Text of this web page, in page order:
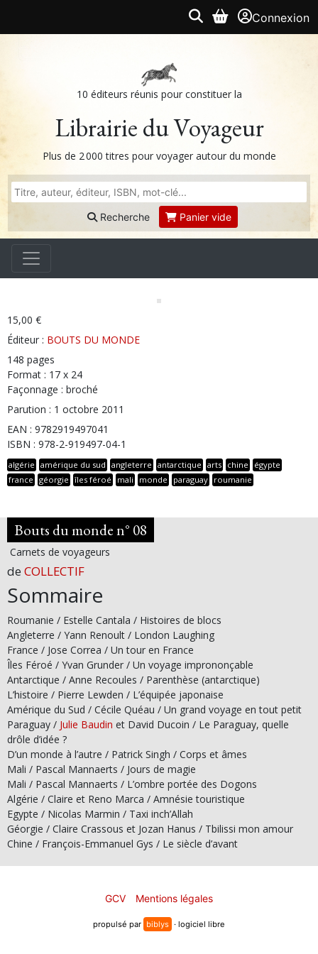
Connexion
10 éditeurs réunis pour constituer la
Librairie du Voyageur
Plus de 2 000 titres pour voyager autour du monde
Recherche Panier vide
15,00 €
Éditeur : BOUTS DU MONDE
148 pages
Format : 17 x 24
Façonnage : broché
Parution : 1 octobre 2011
EAN : 9782919497041
ISBN : 978-2-919497-04-1
algérie amérique du sud angleterre antarctique arts chine
égypte
france géorgie îles féroé mali monde paraguay roumanie
Bouts du monde n° 08
Carnets de voyageurs
de COLLECTIF
Sommaire
Roumanie / Estelle Cantala / Histoires de blocs
Angleterre / Yann Renoult / London Laughing
France / Jose Correa / Un tour en France
Îles Féroé / Yvan Grunder / Un voyage imprononçable
Antarctique / Anne Recoules / Parenthèse (antarctique)
L’histoire / Pierre Lewden / L’équipée japonaise
Amérique du Sud / Cécile Quéau / Un grand voyage en tout petit
Paraguay / Julie Baudin et David Ducoin / Le Paraguay, quelle
drôle d’idée ?
D’un monde à l’autre / Patrick Singh / Corps et âmes
Mali / Pascal Mannaerts / Jours de magie
Mali / Pascal Mannaerts / L’ombre portée des Dogons
Algérie / Claire et Reno Marca / Amnésie touristique
Egypte / Nicolas Marmin / Taxi inch’Allah
Géorgie / Claire Crassous et Jozan Hanus / Tbilissi mon amour
Chine / François-Emmanuel Gys / Le siècle d’avant
GCV Mentions légales
propulsé par biblys · logiciel libre